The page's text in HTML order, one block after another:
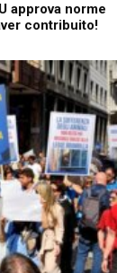
approva norme
contribuito!